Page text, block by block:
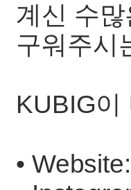
계신 수
구워주시
KUBIG이
• Website: